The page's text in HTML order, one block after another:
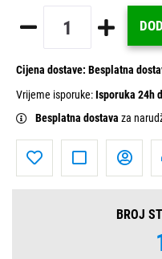
Cijena dostave: Besplatna
Vrijeme isporuke:Isporuka 24h
Besplatna dostava za
BROJ